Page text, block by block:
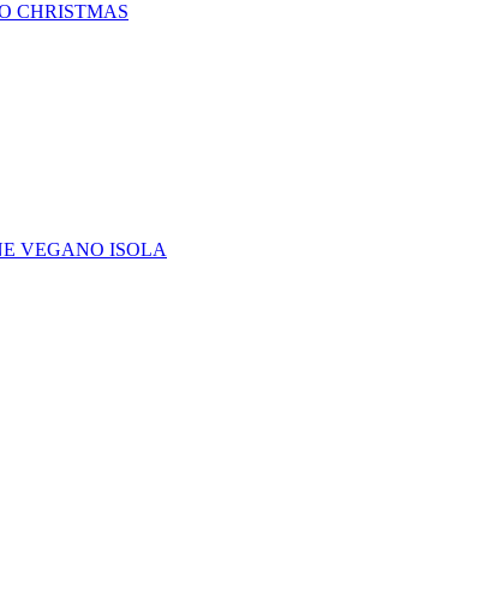
CHRISTMAS
VEGANO ISOLA